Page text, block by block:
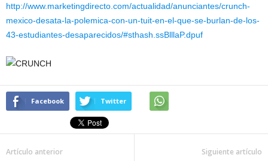
http://www.marketingdirecto.com/actualidad/anunciantes/crunch-
mexico-desata-la-polemica-con-un-tuit-en-el-que-se-burlan-de-los-
43-estudiantes-desaparecidos/#sthash.ssBlllaP.dpuf
Facebook Twitter
Artículo anterior Siguiente artículo